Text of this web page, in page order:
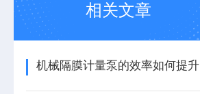
相关文章
机械隔膜计量泵的效率如何提升